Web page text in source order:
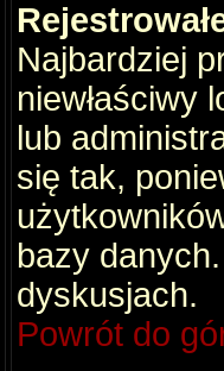
Najbardziej
niewłaściwy
lub
się tak,
bazy
dyskusjach.
Powrót do